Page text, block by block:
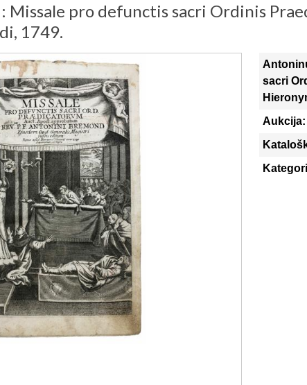
Missale pro defunctis sacri Ordinis
1749.
sacri
Aukcija: